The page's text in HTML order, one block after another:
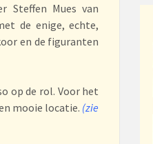
Steffen Mues van
de enige, echte,
en de figuranten
op de rol. Voor het
mooie locatie. (zie